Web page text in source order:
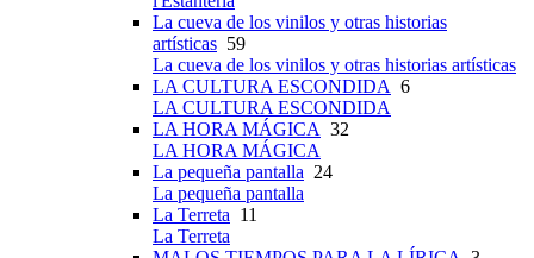
La cueva de los vinilos y otras historias
artísticas 59
La cueva de los vinilos y otras historias artísticas
LA CULTURA ESCONDIDA 6
LA CULTURA ESCONDIDA
LA HORA MÁGICA 32
LA HORA MÁGICA
La pequeña pantalla 24
La pequeña pantalla
La Terreta 11
La Terreta